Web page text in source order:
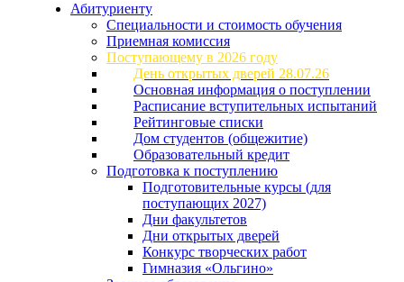
Абитуриенту
Специальности и стоимость обучения
Приемная комиссия
Поступающему в 2026 году
День открытых дверей 28.07.26
Основная информация о поступлении
Расписание вступительных испытаний
Рейтинговые списки
Дом студентов (общежитие)
Образовательный кредит
Подготовка к поступлению
Подготовительные курсы (для
поступающих 2027)
Дни факультетов
Дни открытых дверей
Конкурс творческих работ
Гимназия «Ольгино»